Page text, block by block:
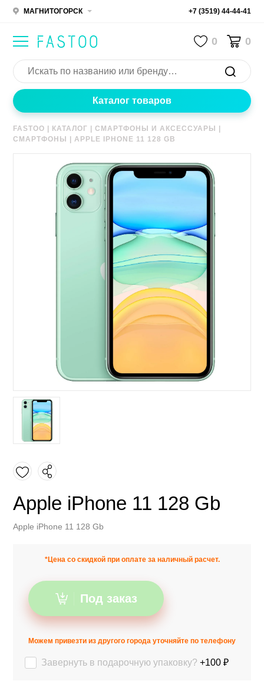
МАГНИТОГОРСК +7 (3519) 44-44-41
0 0
Каталог товаров
FASTOO КАТАЛОГ |СМАРТФОНЫ И АКСЕССУАРЫ
СМАРТФОНЫ
|APPLE IPHONE 11 128 GB
Apple iPhone 11 128 Gb
Apple iPhone 11 128 Gb
*Цена со скидкой при оплате за наличный расчет.
Под заказ
Можем привезти из другого города уточняйте по телефону
Завернуть в подарочную упаковку? +100 ₽